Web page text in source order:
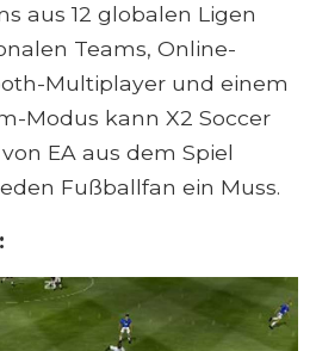
aus 12 globalen Ligen
Teams, Online-
Multiplayer und einem
Modus kann X2 Soccer
EA aus dem Spiel
Fußballfan ein Muss.